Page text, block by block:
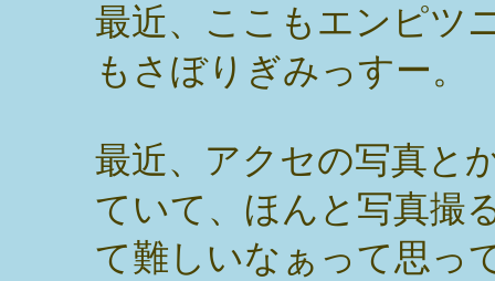
最近、ここもエンピツ
もさぼりぎみっすー。
最近、アクセの写真と
ていて、ほんと写真撮
て難しいなぁって思っ